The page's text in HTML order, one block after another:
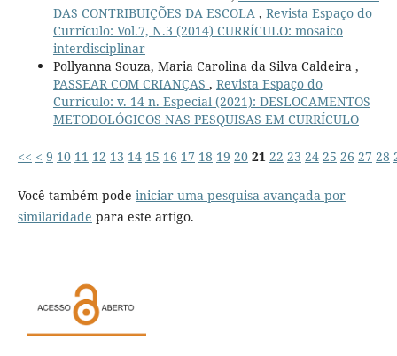
DAS CONTRIBUIÇÕES DA ESCOLA , Revista Espaço do
Currículo: Vol.7, N.3 (2014) CURRÍCULO: mosaico
interdisciplinar
Pollyanna Souza, Maria Carolina da Silva Caldeira ,
PASSEAR COM CRIANÇAS , Revista Espaço do
Currículo: v. 14 n. Especial (2021): DESLOCAMENTOS
METODOLÓGICOS NAS PESQUISAS EM CURRÍCULO
<< < 9 10 11 12 13 14 15 16 17 18 19 20 21 22 23 24 25 26 27 28
Você também pode iniciar uma pesquisa avançada por
similaridade para este artigo.